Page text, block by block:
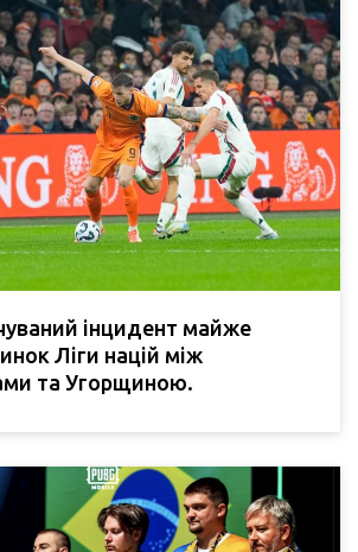
інцидент майже
Ліги націй між
та Угорщиною.